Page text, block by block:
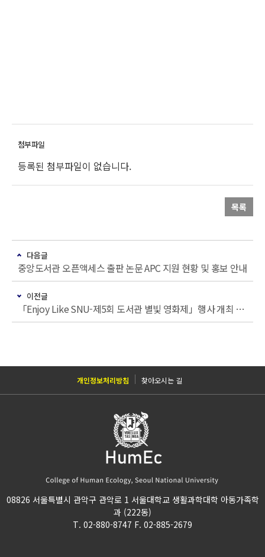
등록된 첨부파일이 없습니다.
목록
다음글
중앙도서관 오픈액세스 출판 논문 APC 지원 현황 및 홍보 안내
이전글
「Enjoy Like SNU-제5회 도서관 별빛 영화제」행사 개최 안내
개인정보처리방침 찾아오시는 길
08826 서울특별시 관악구 관악로 1 서울대학교 생활과학대학 아동가족학
과 (222동)
T. 02-880-8747 F. 02-885-2679